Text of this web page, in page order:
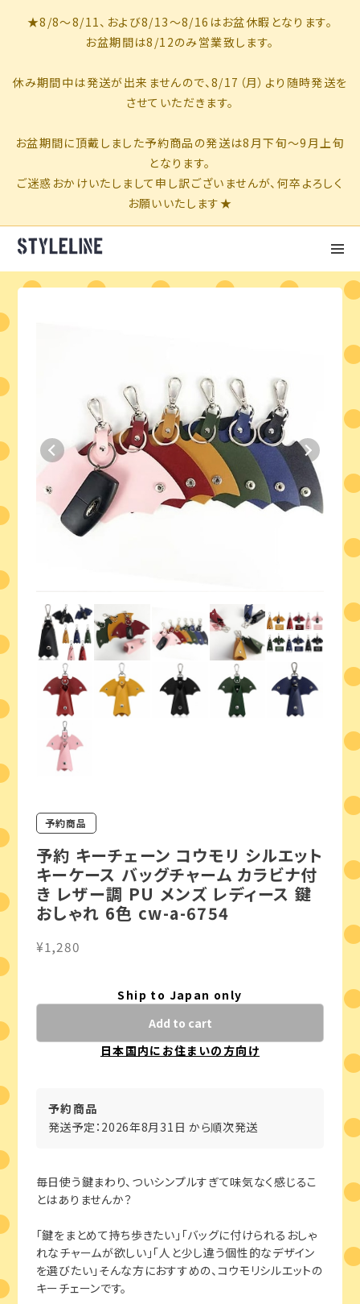
予約商品
予約 キーチェーン コウモリ シルエット
キーケース バッグチャーム カラビナ付
き レザー調 PU メンズ レディース 鍵
おしゃれ 6色 cw-a-6754
¥1,280
Ship to Japan only
Add to cart
日本国内にお住まいの方向け
予約商品
発送予定：2026年8月31日 から順次発送
毎日使う鍵まわり、ついシンプルすぎて味気なく感じるこ
とはありませんか？
「鍵をまとめて持ち歩きたい」「バッグに付けられるおしゃ
れなチャームが欲しい」「人と少し違う個性的なデザイン
を選びたい」そんな方におすすめの、コウモリシルエットの
キーチェーンです。